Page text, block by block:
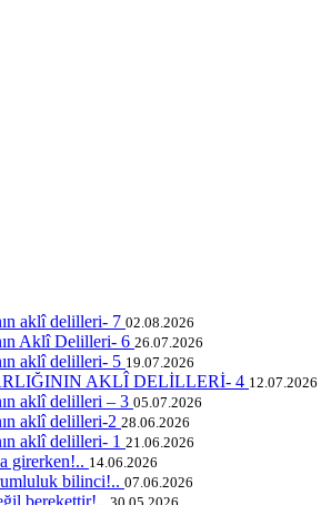
aklî delilleri- 7 02.08.2026
Aklî Delilleri- 6 26.07.2026
aklî delilleri- 5 19.07.2026
AKLÎ DELİLLERİ- 4 12.07.2026
aklî delilleri – 3 05.07.2026
aklî delilleri-2 28.06.2026
aklî delilleri- 1 21.06.2026
girerken!.. 14.06.2026
bilinci!.. 07.06.2026
berekettir!..